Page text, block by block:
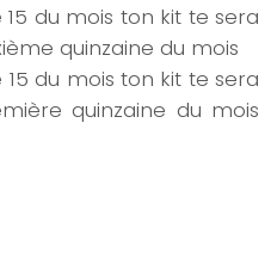
15 du mois ton kit te sera
quinzaine du mois
15 du mois ton kit te sera
quinzaine du mois